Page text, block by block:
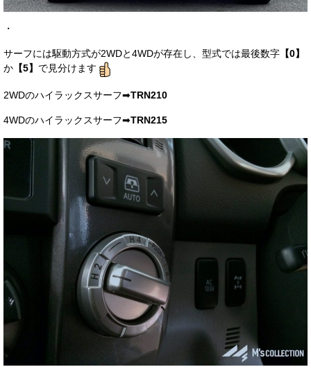
・
サーフには駆動方式が2WDと4WDが存在し、型式では最後数字 【0】
か 【5】 で見分けます
2WDのハイラックスサーフ➡TRN210
4WDのハイラックスサーフ➡TRN215